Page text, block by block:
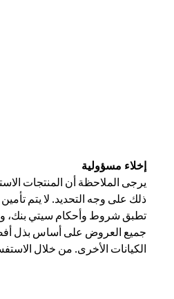
إخلاء مسؤولية
يرجى الملاحظة أن المنتجات
ذلك على وجه التحديد. لا يتم
تطبق شروط وأحكام سيتي بنك،
جميع العروض على أساس بذل أفضل
الكيانات الأخرى. من خلال